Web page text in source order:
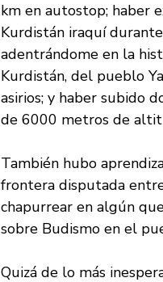
km en autostop; haber
Kurdistán iraquí
adentrándome en la
Kurdistán, del pueblo
asirios; y haber subido
de 6000 metros de
También hubo
frontera disputada
chapurrear en algún
sobre Budismo en el
Quizá de lo más